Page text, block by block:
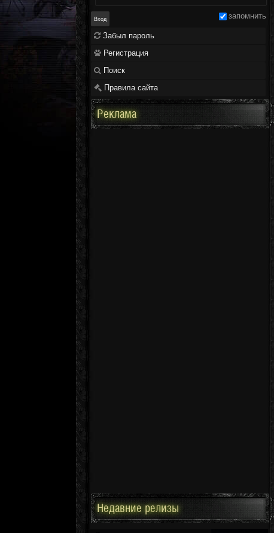
запомнить
Забыл пароль
Регистрация
Поиск
Правила сайта
Реклама
Недавние релизы